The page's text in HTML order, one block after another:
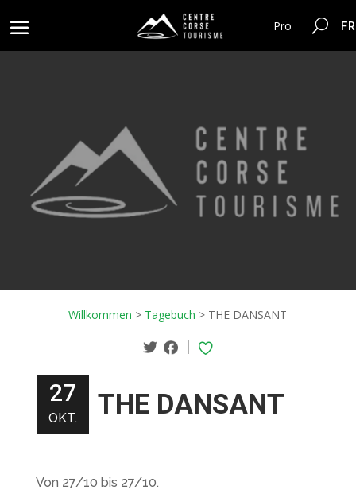
Pro
Willkommen > Tagebuch > THE DANSANT
|
27
OKT. THE DANSANT
Von 27/10 bis 27/10.